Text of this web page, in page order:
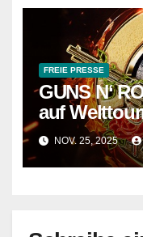
FREIE PRESSE
GUNS N‘
auf
NOV. 25, 2025